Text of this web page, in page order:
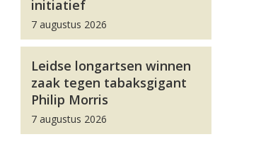
initiatief
7 augustus 2026
Leidse longartsen winnen
zaak tegen tabaksgigant
Philip Morris
7 augustus 2026